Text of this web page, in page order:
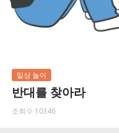
일상 놀이
반대를 찾아라
조회수 10346